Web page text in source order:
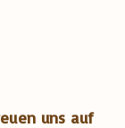
uns auf